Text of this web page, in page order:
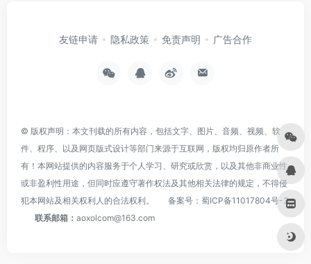
友链申请 隐私政策 免责声明 广告合作
© 版权声明：本文刊载的所有内容，包括文字、图片、音频、视频、软
件、程序、以及网页版式设计等部门来源于互联网，版权均归原作者所
有！本网站提供的内容服务于个人学习、研究或欣赏，以及其他非商业性
或非盈利性用途，但同时应遵守著作权法及其他相关法律的规定，不得侵
犯本网站及相关权利人的合法权利。
备案号： 蜀ICP备11017804号-3
联系邮箱： aoxolcom@163.com